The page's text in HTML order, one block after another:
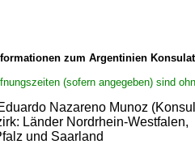
zum Argentinien
(sofern angegeben) sind
Nazareno Munoz
Länder Nordrhein-Westfalen,
und Saarland